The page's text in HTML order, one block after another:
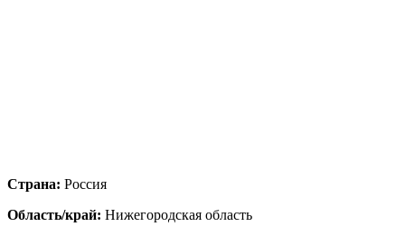
Страна: Россия
Область/край: Нижегородская область